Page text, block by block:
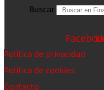
Buscar
Política de privacidad
Política de cookies
Contacto